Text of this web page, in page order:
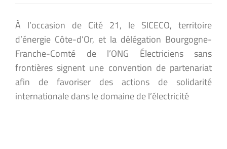
À l’occasion de Cité 21, le SICECO, territoire
d’énergie Côte-d’Or, et la délégation Bourgogne-
Franche-Comté de l’ONG Électriciens sans
frontières signent une convention de partenariat
afin de favoriser des actions de solidarité
internationale dans le domaine de l’électricité